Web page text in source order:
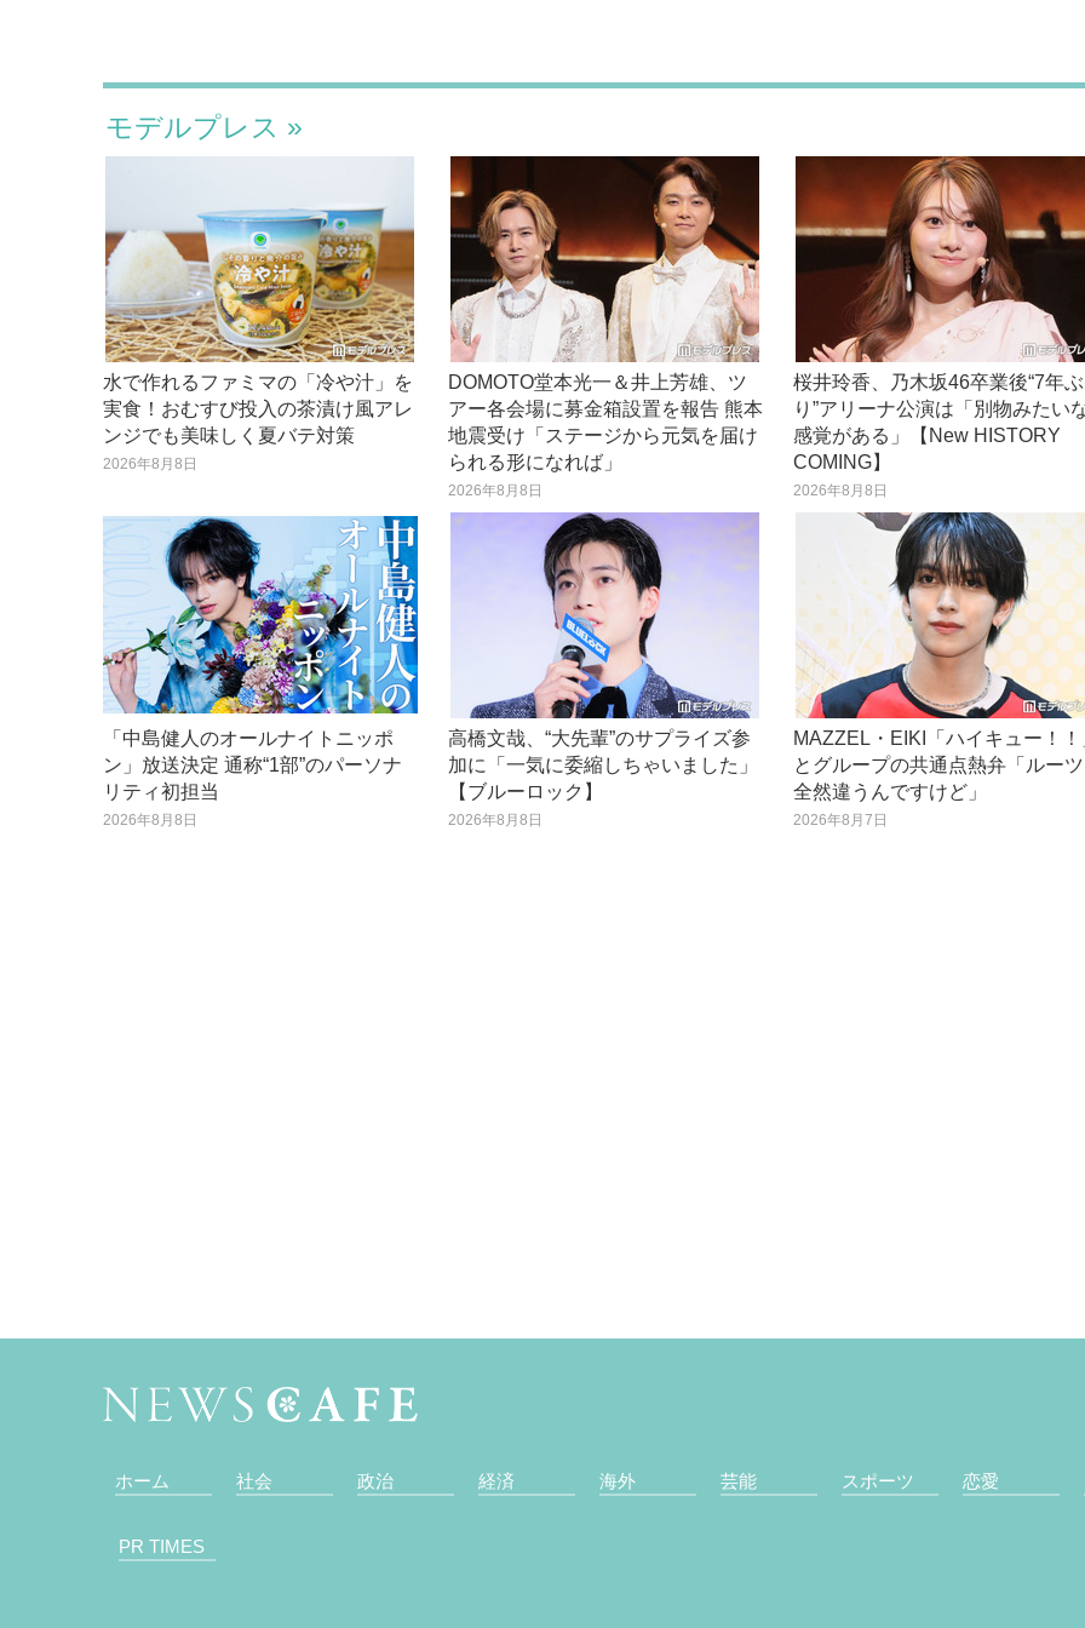
モデルプレス
水で作れるファミマの「冷や汁」を
実食！おむすび投入の茶漬け風アレ
ンジでも美味しく夏バテ対策
2026年8月8日
DOMOTO堂本光一＆井上芳雄、ツ
アー各会場に募金箱設置を報告 熊本
地震受け「ステージから元気を届け
られる形になれば」
2026年8月8日
桜井玲香、乃木坂46卒業後“7年ぶ
り”アリーナ公演は「別物みたい
感覚がある」【New HISTORY
COMING】
2026年8月8日
「中島健人のオールナイトニッポ
ン」放送決定 通称“1部”のパーソナ
リティ初担当
2026年8月8日
高橋文哉、“大先輩”のサプライズ参
加に「一気に委縮しちゃいました」
【ブルーロック】
2026年8月8日
MAZZEL・EIKI「ハイキュー！
とグループの共通点熱弁「ルー
全然違うんですけど」
2026年8月7日
ホーム 社会 政治 経済 海外 芸能 スポーツ 恋愛
PR TIMES